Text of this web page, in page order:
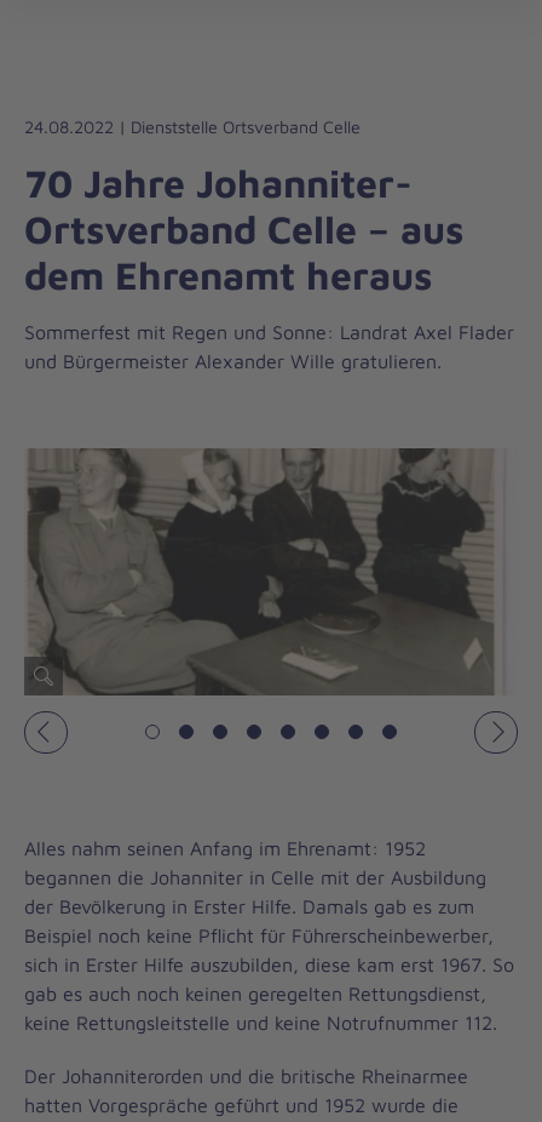
Liebe
Leben
24.08.2022 | Dienststelle Ortsverband Celle
70 Jahre Johanniter-
Ortsverband Celle – aus
dem Ehrenamt heraus
Sommerfest mit Regen und Sonne: Landrat Axel Flader
und Bürgermeister Alexander Wille gratulieren.
Vorheriges
Alles nahm seinen Anfang im Ehrenamt: 1952
begannen die Johanniter in Celle mit der Ausbildung
der Bevölkerung in Erster Hilfe. Damals gab es zum
Beispiel noch keine Pflicht für Führerscheinbewerber,
sich in Erster Hilfe auszubilden, diese kam erst 1967. So
gab es auch noch keinen geregelten Rettungsdienst,
keine Rettungsleitstelle und keine Notrufnummer 112.
Der Johanniterorden und die britische Rheinarmee
hatten Vorgespräche geführt und 1952 wurde die